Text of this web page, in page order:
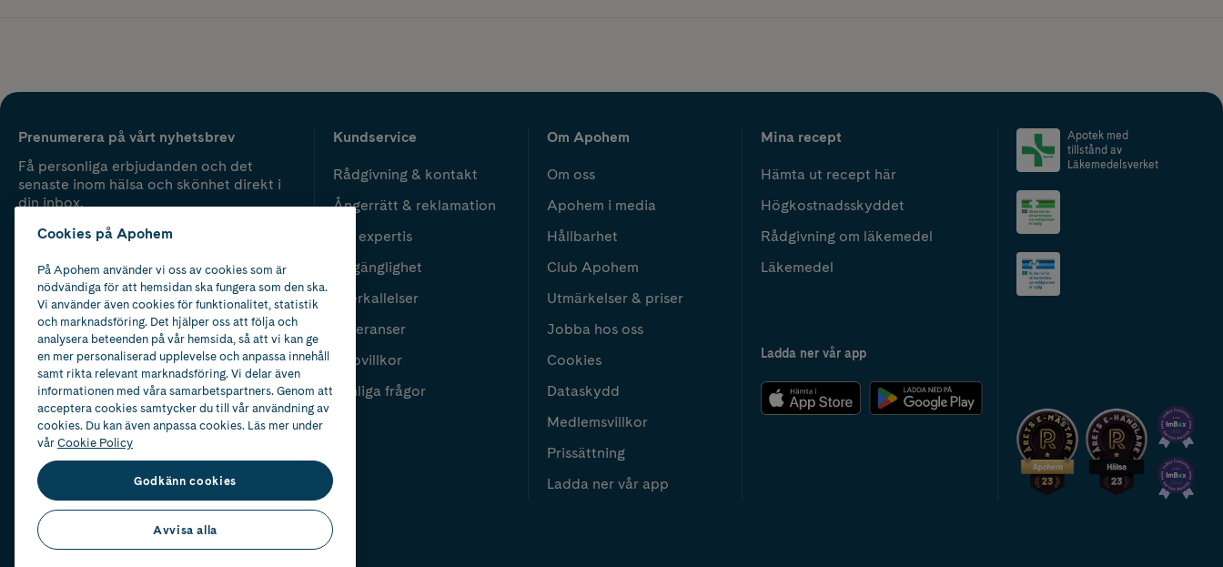
Prenumerera på vårt nyhetsbrev
Få personliga erbjudanden och det
senaste inom hälsa och skönhet direkt i
din inbox.
Kundservice
Rådgivning & kontakt
Ångerrätt & reklamation
Vår expertis
Tillgänglighet
Återkallelser
Leveranser
Köpvillkor
Vanliga frågor
Om Apohem
Om oss
Apohem i media
Hållbarhet
Club Apohem
Utmärkelser & priser
Jobba hos oss
Cookies
Dataskydd
Medlemsvillkor
Prissättning
Ladda ner vår app
Mina recept
Hämta ut recept här
Högkostnadsskyddet
Rådgivning om läkemedel
Läkemedel
Ladda ner vår app
Apotek med
tillstånd av
Läkemedelsverket
2024
Cookies på Apohem
På Apohem använder vi oss av cookies som är
nödvändiga för att hemsidan ska fungera som den ska.
Vi använder även cookies för funktionalitet, statistik
och marknadsföring. Det hjälper oss att följa och
analysera beteenden på vår hemsida, så att vi kan ge
en mer personaliserad upplevelse och anpassa innehåll
samt rikta relevant marknadsföring. Vi delar även
informationen med våra samarbetspartners. Genom att
acceptera cookies samtycker du till vår användning av
cookies. Du kan även anpassa cookies. Läs mer under
vårCookie Policy
Godkänn cookies
Avvisa alla